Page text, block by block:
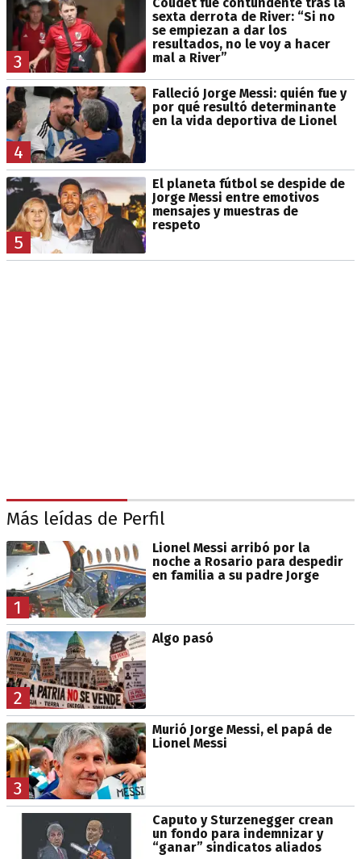
3
sexta derrota de River: “Si no
se empiezan a dar los
resultados, no le voy a hacer
mal a River”
4
Falleció Jorge Messi: quién fue y
por qué resultó determinante
en la vida deportiva de Lionel
5
El planeta fútbol se despide de
Jorge Messi entre emotivos
mensajes y muestras de
respeto
Más leídas de Perfil
1
Lionel Messi arribó por la
noche a Rosario para despedir
en familia a su padre Jorge
2
Algo pasó
3
Murió Jorge Messi, el papá de
Lionel Messi
Caputo y Sturzenegger crean
un fondo para indemnizar y
“ganar” sindicatos aliados